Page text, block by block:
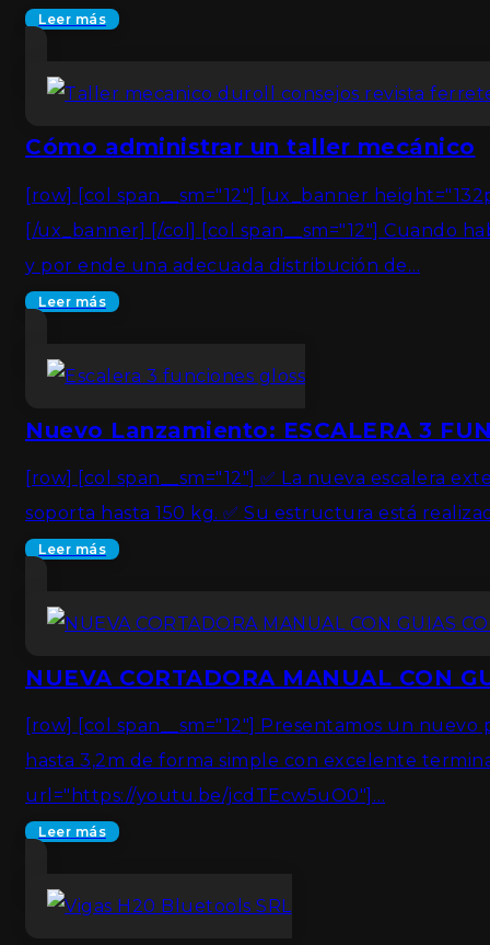
Leer más
Cómo administrar un taller mecánico
[row] [col span__sm="12"] [ux_banner
[/ux_banner] [/col] [col span__sm="12"] Cuando
y por ende una adecuada distribución de…
Leer más
Nuevo Lanzamiento: ESCALERA 3
[row] [col span__sm="12"] ✅ La nueva escalera
soporta hasta 150 kg. ✅ Su estructura está
Leer más
NUEVA CORTADORA MANUAL CON
[row] [col span__sm="12"] Presentamos un
hasta 3,2m de forma simple con excelente
url="https://youtu.be/jcdTEcw5uO0"]…
Leer más